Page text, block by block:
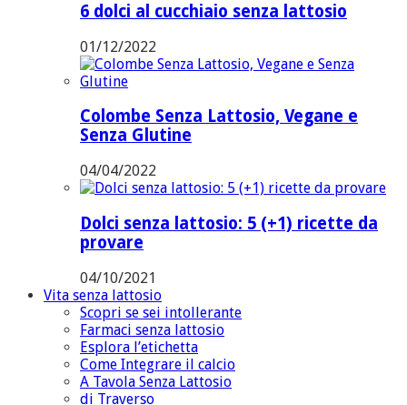
6 dolci al cucchiaio senza lattosio
01/12/2022
Colombe Senza Lattosio, Vegane e
Senza Glutine
04/04/2022
Dolci senza lattosio: 5 (+1) ricette da
provare
04/10/2021
Vita senza lattosio
Scopri se sei intollerante
Farmaci senza lattosio
Esplora l’etichetta
Come Integrare il calcio
A Tavola Senza Lattosio
di Traverso